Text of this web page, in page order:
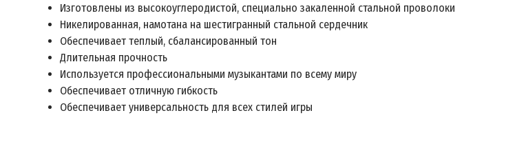
Изготовлены из высокоуглеродистой, специально закаленной стальной проволоки
Никелированная, намотана на шестигранный стальной сердечник
Обеспечивает теплый, сбалансированный тон
Длительная прочность
Используется профессиональными музыкантами по всему миру
Обеспечивает отличную гибкость
Обеспечивает универсальность для всех стилей игры